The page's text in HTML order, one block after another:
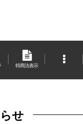
特商法表示
せ